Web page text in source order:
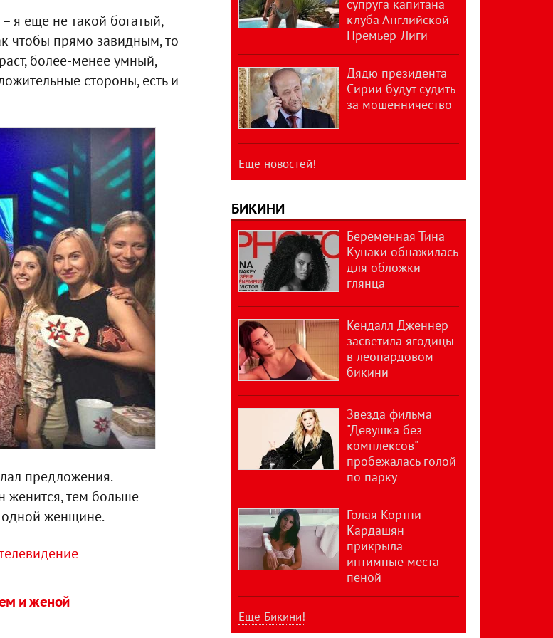
я еще не такой богатый,
чтобы прямо завидным, то
более-менее умный,
стороны, есть и
предложения.
женится, тем больше
одной женщине.
и женой
супруга капитана
клуба Английской
Премьер-Лиги
Дядю президента
Сирии будут судить
за мошенничество
Еще новостей!
БИКИНИ
Беременная Тина
Кунаки обнажилась
для обложки
глянца
Кендалл Дженнер
засветила ягодицы
в леопардовом
бикини
Звезда фильма
"Девушка без
комплексов"
пробежалась голой
по парку
Голая Кортни
Кардашян
прикрыла
интимные места
пеной
Еще Бикини!